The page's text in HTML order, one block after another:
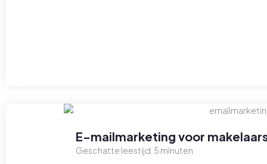
E-mailmarketing voor
Geschatte leestijd: 5 minuten